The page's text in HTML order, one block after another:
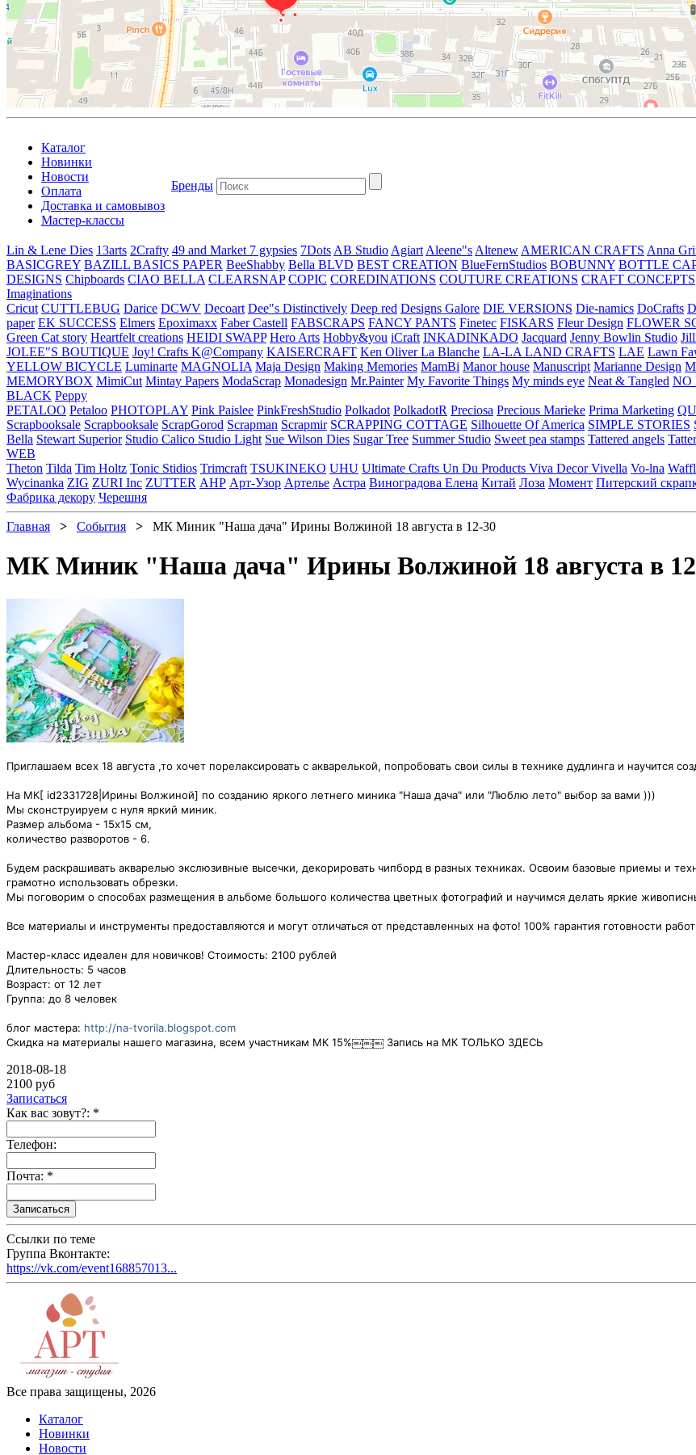
Каталог
Новинки
Новости
Оплата
Доставка и самовывоз
Мастер-классы
Бренды
Lin & Lene Dies 13arts 2Crafty 49 and Market 7 gypsies 7Dots AB Studio Agiart Aleene"s Altenew AMERICAN CRAFTS Anna
BASICGREY BAZILL BASICS PAPER BeeShabby Bella BLVD BEST CREATION BlueFernStudios BOBUNNY BOTTLE
DESIGNS Chipboards CIAO BELLA CLEARSNAP COPIC COREDINATIONS COUTURE CREATIONS CRAFT CONCEPTS
Imaginations
Cricut CUTTLEBUG Darice DCWV Decoart Dee"s Distinctively Deep red Designs Galore DIE VERSIONS Die-namics DoCrafts
paper EK SUCCESS Elmers Epoximaxx Faber Castell FABSCRAPS FANCY PANTS Finetec FISKARS Fleur Design FLOWER
Green Cat story Heartfelt creations HEIDI SWAPP Hero Arts Hobby&you iCraft INKADINKADO Jacquard Jenny Bowlin Studio
JOLEE"S BOUTIQUE Joy! Crafts K@Company KAISERCRAFT Ken OliverLa Blanche LA-LA LAND CRAFTS LAE Lawn
YELLOW BICYCLE Luminarte MAGNOLIA Maja Design Making Memories MamBi Manor house Manuscript Marianne Design
MEMORYBOX MimiCut Mintay Papers ModaScrap Monadesign Mr.Painter My Favorite Things My minds eye Neat & Tangled NO
BLACK Peppy
PETALOO Petaloo PHOTOPLAY Pink Paislee PinkFreshStudio Polkadot PolkadotR Preciosa Precious Marieke Prima Marketing
Scrapbooksale Scrapbooksale ScrapGorod Scrapman Scrapmir SCRAPPING COTTAGE Silhouette Of America SIMPLE STORIES
Bella Stewart Superior Studio Calico Studio Light Sue Wilson Dies Sugar Tree Summer Studio Sweet pea stamps Tattered angels
WEB
Theton Tilda Tim Holtz Tonic Stidios Trimcraft TSUKINEKO UHU Ultimate Crafts Un Du Products Viva DecorVivella Vo-lna
Wycinanka ZIG ZURI Inc ZUTTER АНР Арт-Узор Артелье Астра Виноградова Елена Китай Лоза Момент Питерский
Фабрика декору Черешня
Главная > События > МК Миник "Наша дача" Ирины Волжиной 18 августа в 12-30
МК Миник "Наша дача" Ирины Волжиной 18 августа в
Приглашаем всех 18 августа ,то хочет порелаксировать с акварелькой, попробовать свои силы в технике дудлинга и научится
На МК[ id2331728|Ирины Волжиной] по созданию яркого летнего миника "Наша дача" или "Люблю лето" выбор за вами )))
Мы сконструируем с нуля яркий миник.
Размер альбома - 15х15 см,
количество разворотов - 6.
Будем раскрашивать акварелью экслюзивные высечки, декорировать чипборд в разных техниках. Освоим базовые приемы и
грамотно использовать обрезки.
Мы поговорим о способах размещения в альбоме большого количества цветных фотографий и научимся делать яркие
Все материалы и инструменты предоставляются и могут отличаться от представленных на фото! 100% гарантия готовности
Мастер-класс идеален для новичков! Стоимость: 2100 рублей
Длительность: 5 часов
Возраст: от 12 лет
Группа: до 8 человек
блог мастера: http://na-tvorila.blogspot.com
Скидка на материалы нашего магазина, всем участникам МК 15%￼￼￼ Запись на МК ТОЛЬКО ЗДЕСЬ
2018-08-18
2100 руб
Записаться
Как вас зовут?: *
Телефон:
Почта: *
Ссылки по теме
Группа Вконтакте:
https://vk.com/event168857013...
Все права защищены, 2026
Каталог
Новинки
Новости